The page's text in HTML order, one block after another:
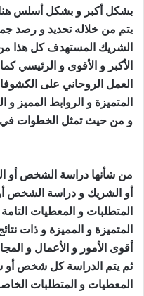
بشكل أكبر و بشكل أسلس
يتم من خلاله تحديد و رصد
الشريك المستهدف كل هذا
الأكبر و الأقوى و الرئيسي
العمل الروحاني على
المتميزة و الروابط المميز و
و من حيث تمثل الخطوات في
من شأنها دراسة الشخص أو
أو الشريك و دراسة الشخص
المتطلبات و المعطيات
المتميزة و المميزة و ذات
أقوى الأمور و الأعمال و
ثم يتم الدراسة كل شخص
المعطيات و المتطلبات